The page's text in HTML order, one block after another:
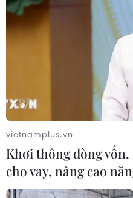
vietnamplus.vn
Khơi thông dòng
cho vay, nâng cao